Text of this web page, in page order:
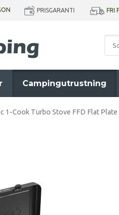
PRISGARANTI FRI
Campingutrustning
1-Cook Turbo Stove FFD Flat Plate